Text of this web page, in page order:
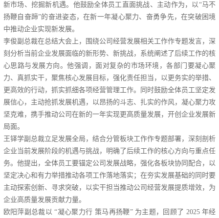
新市场、挖掘新机遇。他鼓励全体员工直面挑战、主动作为，以“马不
扬鞭自奋蹄”的奋进姿态，在新一年凝心聚力、奋勇争先，在突破困境
中推动企业实现新发展。
李俊副总裁在总结大会上，围绕公司经营发展相关工作作专题发言，深
刻分析当前企业发展面临的新形势、新挑战，系统阐述了后续工作的核
心思路与发展方向。他强调，面对复杂的市场环境，各部门要凝心聚
力、真抓实干，聚焦核心发展目标，强化责任担当，以更务实的举措、
更高效的行动，抓实抓细各项经营管理工作。同时鼓励全体员工坚定发
展信心，主动抢抓发展机遇，以昂扬的斗志、扎实的作风，凝心聚力攻
坚克难，携手推动公司在新的一年实现更高质量发展，开创企业发展新
局面。
王铎学副总裁立足发展全局，结合分管板块工作作专题部署，深刻剖析
企业当前发展阶段的机遇与挑战，明确了后续工作的核心方向与重点任
务。他提出，全体员工要锚定公司发展战略，强化各板块协同配合，以
坚定决心和有力举措推动各项工作落地落实；在夯实发展基础的同时要
主动探索创新、寻求突破，以实干担当推动公司经营发展提质增效，为
企业高质量发展贡献力量。
欧阳萍副总裁以 “凝心聚力行 策马再扬鞭” 为主题，回顾了 2025 年经